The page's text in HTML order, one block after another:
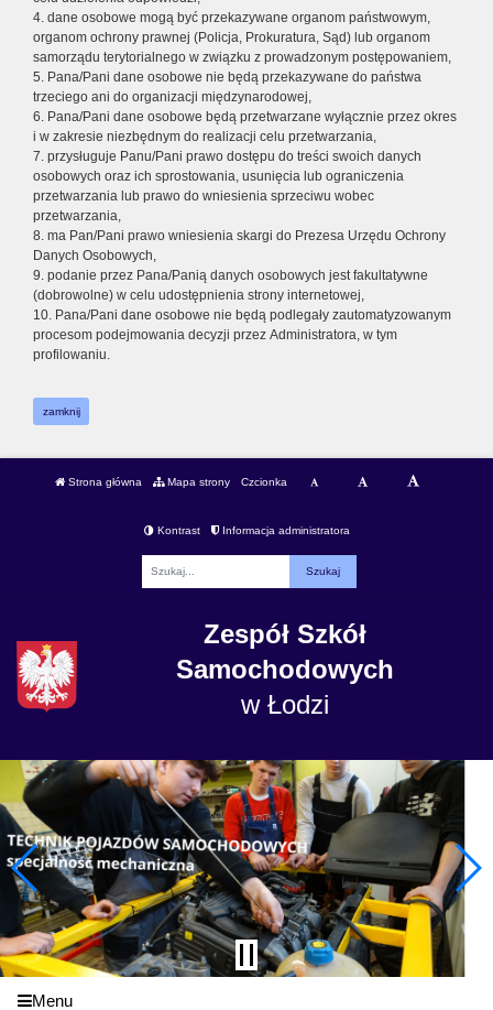
4. dane osobowe mogą być przekazywane organom państwowym,
organom ochrony prawnej (Policja, Prokuratura, Sąd) lub organom
samorządu terytorialnego w związku z prowadzonym postępowaniem,
5. Pana/Pani dane osobowe nie będą przekazywane do państwa
trzeciego ani do organizacji międzynarodowej,
6. Pana/Pani dane osobowe będą przetwarzane wyłącznie przez okres
i w zakresie niezbędnym do realizacji celu przetwarzania,
7. przysługuje Panu/Pani prawo dostępu do treści swoich danych
osobowych oraz ich sprostowania, usunięcia lub ograniczenia
przetwarzania lub prawo do wniesienia sprzeciwu wobec
przetwarzania,
8. ma Pan/Pani prawo wniesienia skargi do Prezesa Urzędu Ochrony
Danych Osobowych,
9. podanie przez Pana/Panią danych osobowych jest fakultatywne
(dobrowolne) w celu udostępnienia strony internetowej,
10. Pana/Pani dane osobowe nie będą podlegały zautomatyzowanym
procesom podejmowania decyzji przez Administratora, w tym
profilowaniu.
zamknij
Strona główna Mapa strony Czcionka
Kontrast Informacja administratora
Zespół Szkół
Samochodowych
w Łodzi
Menu